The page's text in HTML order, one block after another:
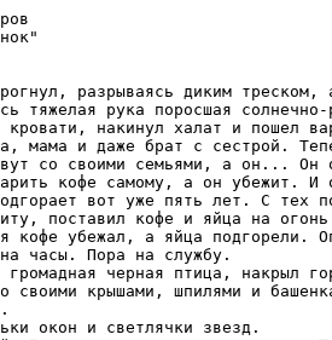
разрываясь диким треском,
тяжелая рука поросшая
кровати, накинул халат и пошел
мама и даже брат с сестрой.
со своими семьями, а он... Он
кофе самому, а он убежит. И
вот уже пять лет. С тех
поставил кофе и яйца на
кофе убежал, а яйца подгорели.
часы. Пора на службу.
громадная черная птица, накрыл
своими крышами, шпилями и
окон и светлячки звезд.